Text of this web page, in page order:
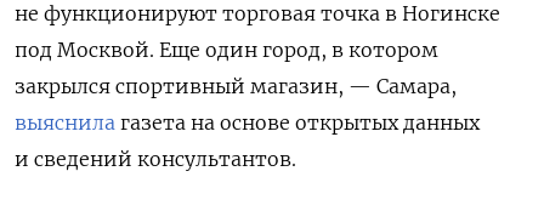
не функционируют торговая точка в Ногинске
под Москвой. Еще один город, в котором
закрылся спортивный магазин, — Самара,
выяснила газета на основе открытых данных
и сведений консультантов.